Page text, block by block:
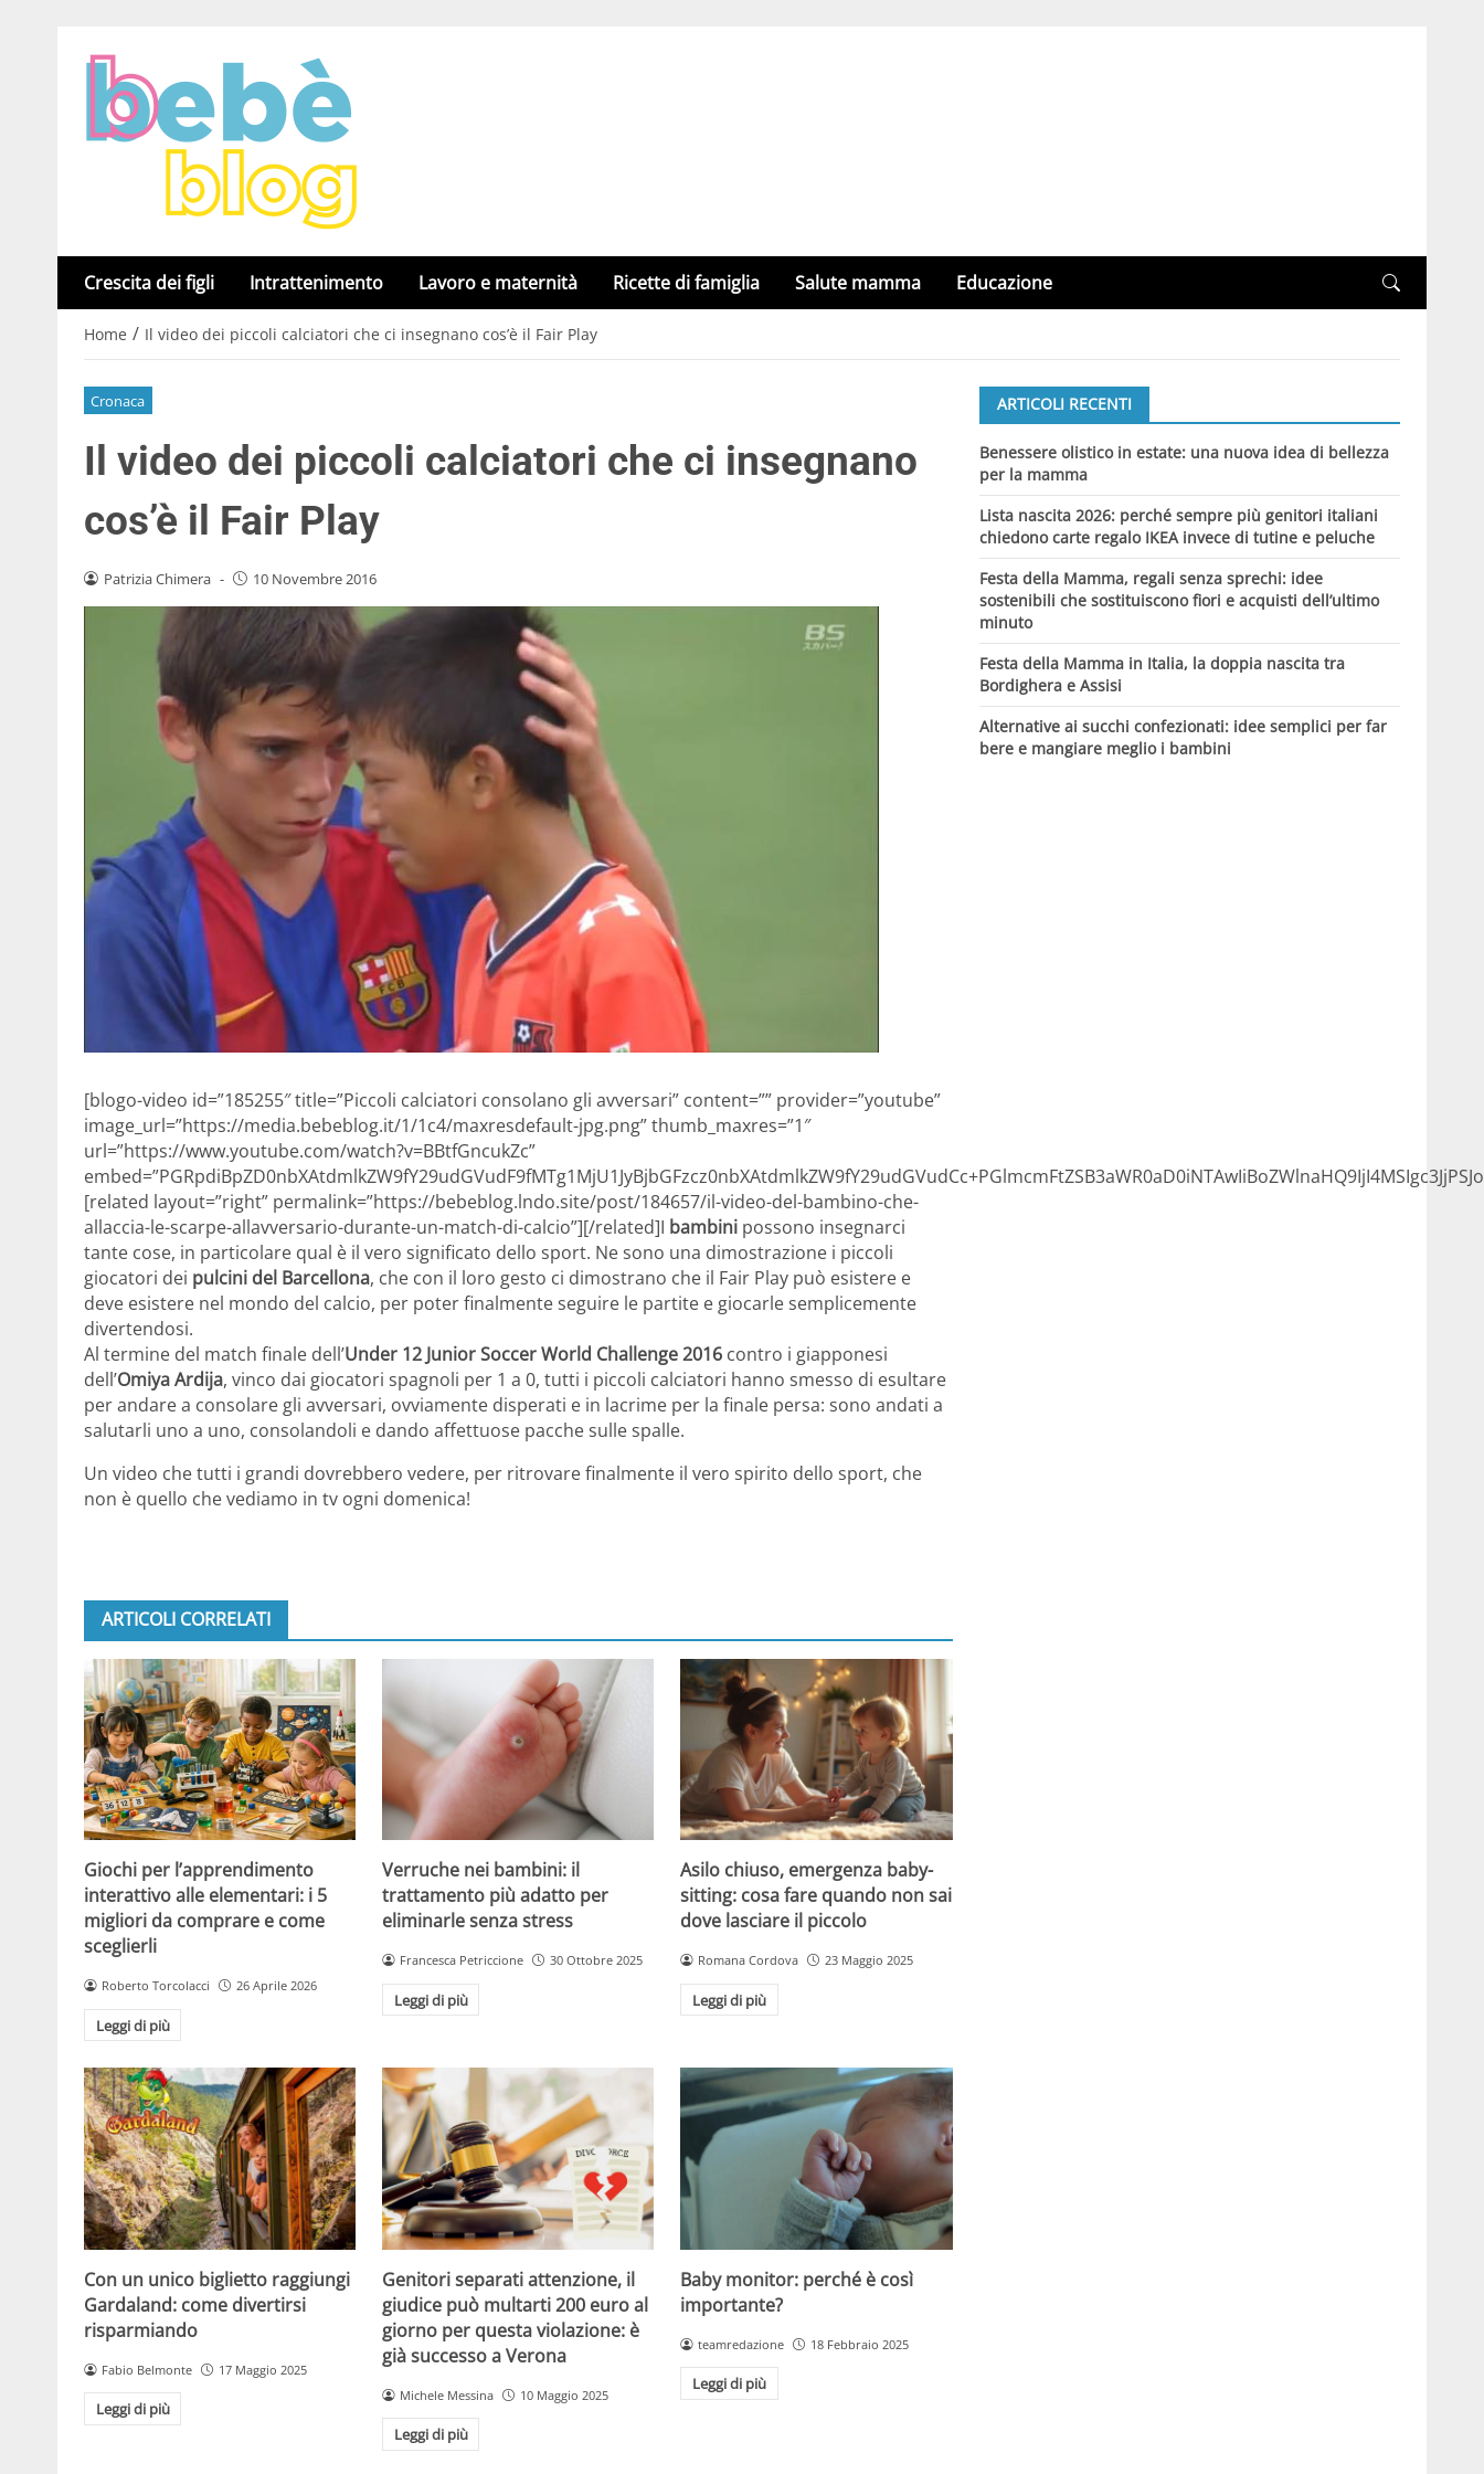
Crescita dei figli Intrattenimento Lavoro e maternità Ricette di famiglia Salute mamma Educazione
Home / Il video dei piccoli calciatori che ci insegnano cos’è il Fair Play
Cronaca
Il video dei piccoli calciatori che ci insegnano
cos’è il Fair Play
Patrizia Chimera - 10 Novembre 2016
[blogo-video id=”185255″ title=”Piccoli calciatori consolano gli avversari” content=”” provider=”youtube”
image_url=”https://media.bebeblog.it/1/1c4/maxresdefault-jpg.png” thumb_maxres=”1″
url=”https://www.youtube.com/watch?v=BBtfGncukZc”
[related layout=”right” permalink=”https://bebeblog.lndo.site/post/184657/il-video-del-bambino-che-
allaccia-le-scarpe-allavversario-durante-un-match-di-calcio”][/related]I bambini possono insegnarci
tante cose, in particolare qual è il vero significato dello sport. Ne sono una dimostrazione i piccoli
giocatori dei pulcini del Barcellona, che con il loro gesto ci dimostrano che il Fair Play può esistere e
deve esistere nel mondo del calcio, per poter finalmente seguire le partite e giocarle semplicemente
divertendosi.
Al termine del match finale dell’Under 12 Junior Soccer World Challenge 2016 contro i giapponesi
dell’Omiya Ardija, vinco dai giocatori spagnoli per 1 a 0, tutti i piccoli calciatori hanno smesso di esultare
per andare a consolare gli avversari, ovviamente disperati e in lacrime per la finale persa: sono andati a
salutarli uno a uno, consolandoli e dando affettuose pacche sulle spalle.
Un video che tutti i grandi dovrebbero vedere, per ritrovare finalmente il vero spirito dello sport, che
non è quello che vediamo in tv ogni domenica!
ARTICOLI CORRELATI
Giochi per l’apprendimento
interattivo alle elementari: i 5
migliori da comprare e come
sceglierli
Roberto Torcolacci 26 Aprile 2026
Leggi di più
Verruche nei bambini: il
trattamento più adatto per
eliminarle senza stress
Francesca Petriccione 30 Ottobre 2025
Leggi di più
Asilo chiuso, emergenza baby-
sitting: cosa fare quando non sai
dove lasciare il piccolo
Romana Cordova 23 Maggio 2025
Leggi di più
Con un unico biglietto raggiungi
Gardaland: come divertirsi
risparmiando
Fabio Belmonte 17 Maggio 2025
Leggi di più
Genitori separati attenzione, il
giudice può multarti 200 euro al
giorno per questa violazione: è
già successo a Verona
Michele Messina 10 Maggio 2025
Leggi di più
Baby monitor: perché è così
importante?
teamredazione 18 Febbraio 2025
Leggi di più
ARTICOLI RECENTI
Benessere olistico in estate: una nuova idea di bellezza
per la mamma
Lista nascita 2026: perché sempre più genitori italiani
chiedono carte regalo IKEA invece di tutine e peluche
Festa della Mamma, regali senza sprechi: idee
sostenibili che sostituiscono fiori e acquisti dell’ultimo
minuto
Festa della Mamma in Italia, la doppia nascita tra
Bordighera e Assisi
Alternative ai succhi confezionati: idee semplici per far
bere e mangiare meglio i bambini